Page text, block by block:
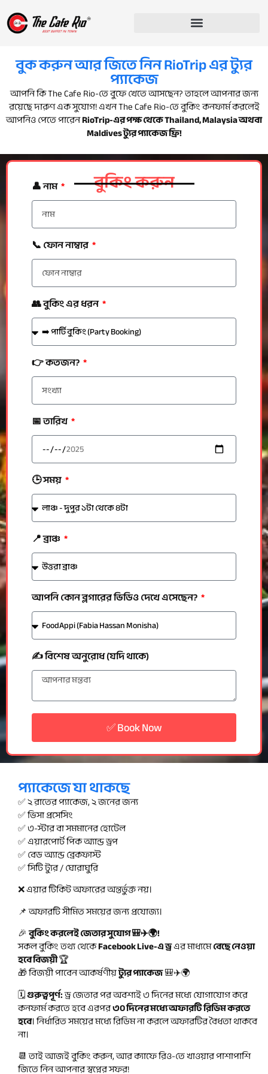
বুক করুন আর জিতে নিন RioTrip এর ট্যুর
প্যাকেজ
আপনি কি The Cafe Rio-তে বুফে খেতে আসছেন? তাহলে আপনার জন্য
রয়েছে দারুণ এক সুযোগ! এখন The Cafe Rio-তে বুকিং কনফার্ম করলেই
আপনিও পেতে পারেনRioTrip-এর পক্ষ থেকে Thailand, Malaysia অথবা
Maldives ট্যুর প্যাকেজ ফ্রি!
বুকিং করুন
👤 নাম
📞 ফোন নাম্বার
👥 বুকিং এর ধরন
👉 কতজন?
📅 তারিখ
🕒 সময়
📍 ব্রাঞ্চ
আপনি কোন ব্লগারের ভিডিও দেখে এসেছেন?
✍️ বিশেষ অনুরোধ (যদি থাকে)
✅ Book Now
প্যাকেজে যা থাকছে
✅ ২ রাতের প্যাকেজ, ২ জনের জন্য
✅ ভিসা প্রসেসিং
✅ ৩-স্টার বা সমমানের হোটেল
✅ এয়ারপোর্ট পিক অ্যান্ড ড্রপ
✅ বেড অ্যান্ড ব্রেকফাস্ট
✅ সিটি ট্যুর / ঘোরাঘুরি
❌ এয়ার টিকিট অফারের অন্তর্ভুক্ত নয়।
📌 অফারটি সীমিত সময়ের জন্য প্রযোজ্য।
🎉বুকিং করলেই জেতার সুযোগ 🎒✈️🌍!
সকল বুকিং তথ্য থেকেFacebook Live-এ ড্রএর মাধ্যমেবেছে নেওয়া
হবে বিজয়ী🏆
🎁 বিজয়ী পাবেন আকর্ষণীয়ট্যুর প্যাকেজ🎒✈️🌍
🗓️গুরুত্বপূর্ণ:ড্র জেতার পর অবশ্যই ৩ দিনের মধ্যে যোগাযোগ করে
কনফার্ম করতে হবে এরপর৩০ দিনের মধ্যে অফারটি রিডিম করতে
হবে। নির্ধারিত সময়ের মধ্যে রিডিম না করলে অফারটির বৈধতা থাকবে
না।
📆 তাই আজই বুকিং করুন, আর ক্যাফে রিও-তে খাওয়ার পাশাপাশি
জিতে নিন আপনার স্বপ্নের সফর!